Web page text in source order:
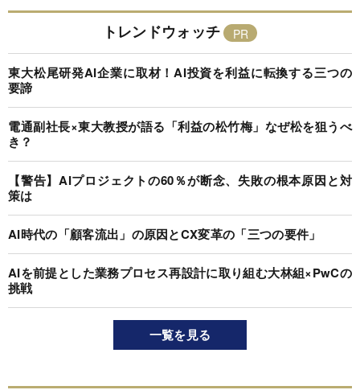
トレンドウォッチ
東大松尾研発AI企業に取材！AI投資を利益に転換する三つの
要諦
電通副社長×東大教授が語る「利益の松竹梅」なぜ松を狙うべ
き？
【警告】AIプロジェクトの60％が断念、失敗の根本原因と対
策は
AI時代の「顧客流出」の原因とCX変革の「三つの要件」
AIを前提とした業務プロセス再設計に取り組む大林組×PwCの
挑戦
一覧を見る